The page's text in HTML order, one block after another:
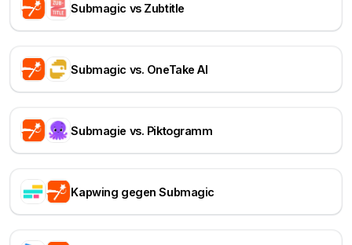
Submagic vs Zubtitle
Submagic vs. OneTake AI
Submagie vs. Piktogramm
Kapwing gegen Submagic